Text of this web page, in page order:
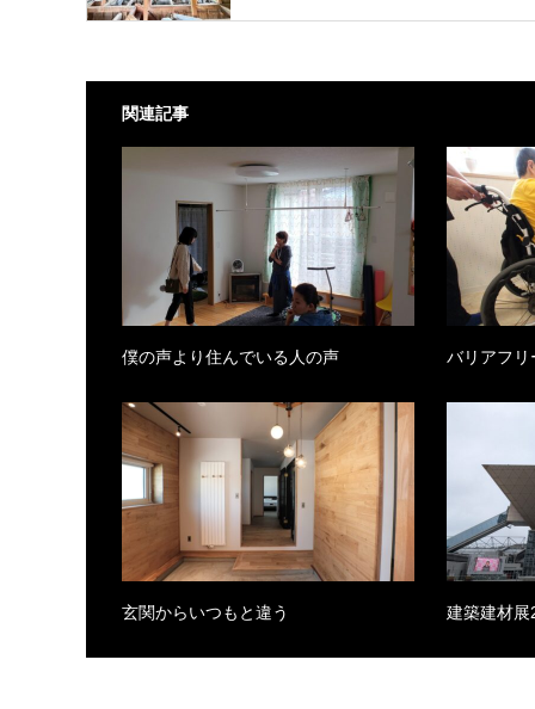
関連記事
僕の声より住んでいる人の声 バリアフリ
玄関からいつもと違う 建築建材展